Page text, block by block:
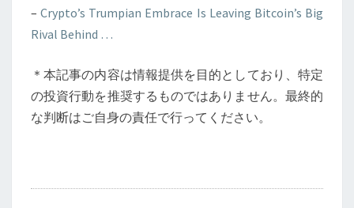
–Crypto’s Trumpian Embrace Is Leaving Bitcoin’s Big
Rival Behind …
＊本記事の内容は情報提供を目的としており、特定
の投資行動を推奨するものではありません。最終的
な判断はご自身の責任で行ってください。